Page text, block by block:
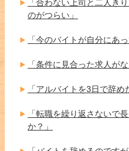
「合わない上司と二人き
のがつらい」
「今のバイトが自分にあ
「条件に見合った求人が
「アルバイトを3日で辞め
「転職を繰り返さないで
か？」